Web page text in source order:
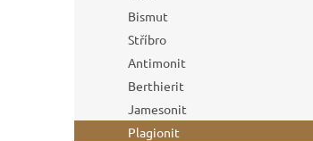
Bismut
Stříbro
Antimonit
Berthierit
Jamesonit
Plagionit